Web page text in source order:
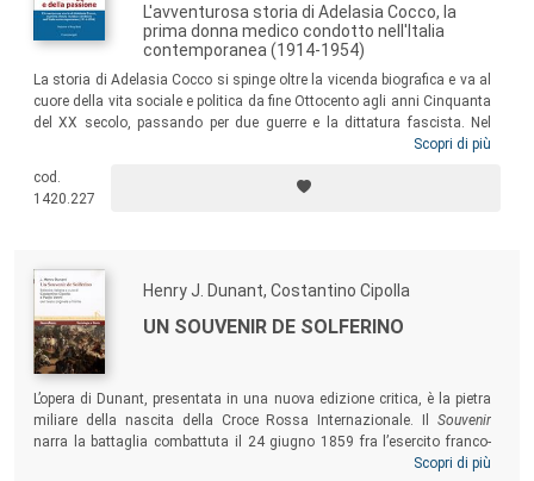
L'avventurosa storia di Adelasia Cocco, la
prima donna medico condotto nell'Italia
contemporanea (1914-1954)
La storia di Adelasia Cocco si spinge oltre la vicenda biografica e va al
cuore della vita sociale e politica da fine Ottocento agli anni Cinquanta
del XX secolo, passando per due guerre e la dittatura fascista. Nel
mezzo il vertiginoso “salto” dalla Sardegna al continente per studiare
difficile percorso professionale – ostacolato dalle autorità locali – da
medico condotto a ufficiale sanitario a direttore del laboratorio
donne.
Scopri di più
cod.
1420.227
Henry J. Dunant, Costantino Cipolla
UN SOUVENIR DE SOLFERINO
L’opera di Dunant, presentata in una nuova edizione critica, è la pietra
miliare della nascita della Croce Rossa Internazionale. Il Souvenir
narra la battaglia combattuta il 24 giugno 1859 fra l’esercito franco-
sardo e quello austriaco, passata alla storia come battaglia di
Scopri di più